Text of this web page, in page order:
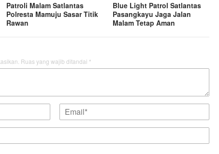
Patroli Malam Satlantas
Polresta Mamuju Sasar Titik
Rawan
Blue Light Patrol Satlantas
Pasangkayu Jaga Jalan
Malam Tetap Aman
Ruas yang wajib ditandai *